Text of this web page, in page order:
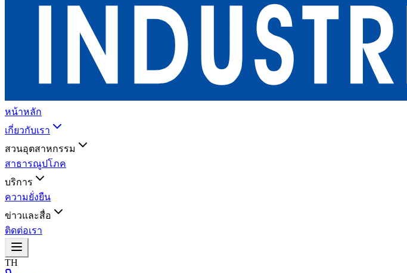
หน้าหลัก
เกี่ยวกับเรา
สวนอุตสาหกรรม
สาธารณูปโภค
บริการ
ความยั่งยืน
ข่าวและสื่อ
ติดต่อเรา
TH